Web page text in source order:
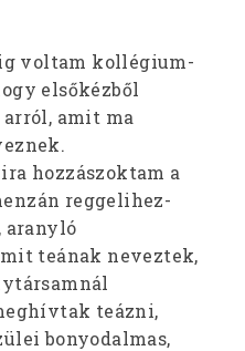
voltam kollégium-
elsőkézből
amit ma
hozzászoktam a
reggelihez-
aranyló
teának neveztek,
teázni,
bonyodalmas,